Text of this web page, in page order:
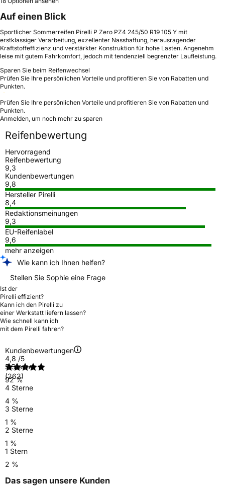
Auf einen Blick
Sportlicher Sommerreifen Pirelli P Zero PZ4 245/50 R19 105 Y mit
erstklassiger Verarbeitung, exzellenter Nasshaftung, herausragender
Kraftstoffeffizienz und verstärkter Konstruktion für hohe Lasten. Angenehm
leise mit gutem Fahrkomfort, jedoch mit tendenziell begrenzter Laufleistung.
Sparen Sie beim Reifenwechsel
Prüfen Sie Ihre persönlichen Vorteile und profitieren Sie von Rabatten und
Punkten.
Prüfen Sie Ihre persönlichen Vorteile und profitieren Sie von Rabatten und
Punkten.
Anmelden, um noch mehr zu sparen
Reifenbewertung
Hervorragend
Reifenbewertung
9,3
Kundenbewertungen
9,8
Hersteller Pirelli
8,4
Redaktionsmeinungen
9,3
EU-Reifenlabel
9,6
mehr anzeigen
Wie kann ich Ihnen helfen?
Stellen Sie Sophie eine Frage
Ist der
Pirelli effizient?
Kann ich den Pirelli zu
einer Werkstatt liefern lassen?
Wie schnell kann ich
mit dem Pirelli fahren?
Kundenbewertungen
4,8 /5
(263)
5 Sterne
92 %
4 Sterne
4 %
3 Sterne
1 %
2 Sterne
1 %
1 Stern
2 %
Das sagen unsere Kunden